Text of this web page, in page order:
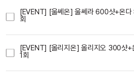
[EVENT] [울쎄온] 울쎄라 600샷+온다
회
[EVENT] [올리지온] 올리지오 300샷+
1회